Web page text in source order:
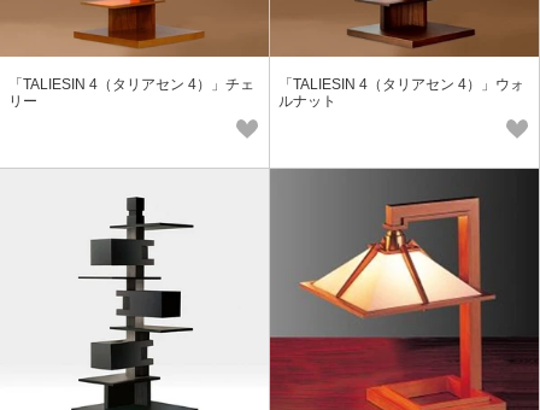
「TALIESIN 4（タリアセン 4）」チェ
リー
「TALIESIN 4（タリアセン 4）」ウォ
ルナット